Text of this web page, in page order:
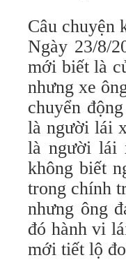
Câu chuyện
Ngày 23/8/
mới biết là
nhưng xe
chuyển
là người lái
là người lái
không biết
trong chính
nhưng ông
đó hành vi
mới tiết lộ